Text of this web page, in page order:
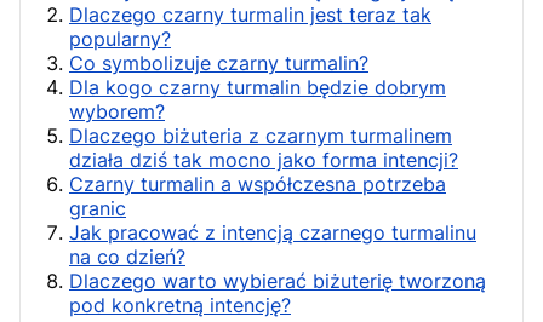
Dlaczego czarny turmalin jest teraz tak
popularny?
Co symbolizuje czarny turmalin?
Dla kogo czarny turmalin będzie dobrym
wyborem?
Dlaczego biżuteria z czarnym turmalinem
działa dziś tak mocno jako forma intencji?
Czarny turmalin a współczesna potrzeba
granic
Jak pracować z intencją czarnego turmalinu
na co dzień?
Dlaczego warto wybierać biżuterię tworzoną
pod konkretną intencję?